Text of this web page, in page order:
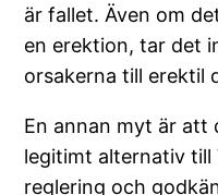
är fallet. Även om
en erektion, tar det
orsakerna till erektil
En annan myt är
legitimt alternativ till
reglering och